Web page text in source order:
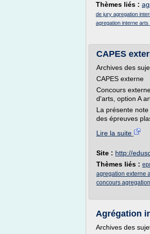
Thèmes liés :
de jury agregation
agregation interne
CAPES
Archives des
CAPES externe
Concours
d'arts, option A
La présente
des épreuves
Lire la suite
Site : http://
Thèmes liés :
agregation externe
concours
Agrégation
Archives des